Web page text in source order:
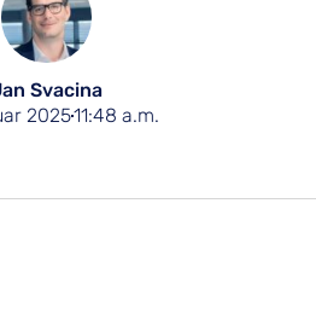
Svacina
202511:48 a.m.